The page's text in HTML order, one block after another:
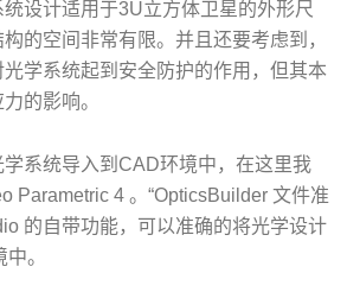
设计适用于3U立方体卫星的外形尺
的空间非常有限。并且还要考虑到，
学系统起到安全防护的作用，但其本
的影响。
系统导入到CAD环境中，在这里我
Parametric 4 。“OpticsBuilder 文件准
的自带功能，可以准确的将光学设计
。